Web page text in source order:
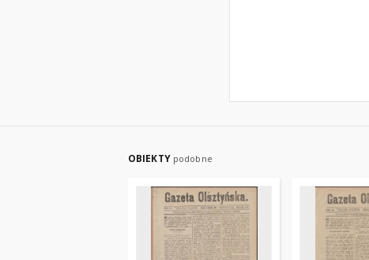
OBIEKTY podobne